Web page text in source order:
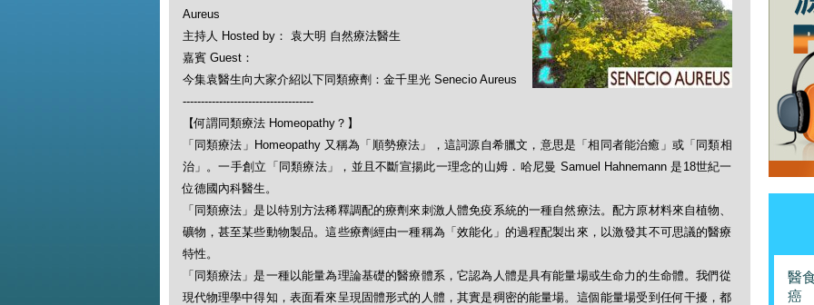
Aureus
主持人 Hosted by： 袁大明 自然療法醫生
嘉賓 Guest：
今集袁醫生向大家介紹以下同類療劑：金千里光 Senecio Aureus
------------------------------------
【何謂同類療法 Homeopathy？】
「同類療法」Homeopathy 又稱為「順勢療法」，這詞源自希臘文，意思是「相同者能治癒」或「同類相
治」。一手創立「同類療法」，並且不斷宣揚此一理念的山姆．哈尼曼 Samuel Hahnemann 是18世紀一
位德國內科醫生。
「同類療法」是以特別方法稀釋調配的療劑來刺激人體免疫系統的一種自然療法。配方原材料來自植物、
礦物，甚至某些動物製品。這些療劑經由一種稱為「效能化」的過程配製出來，以激發其不可思議的醫療
特性。
「同類療法」是一種以能量為理論基礎的醫療體系，它認為人體是具有能量場或生命力的生命體。我們從
現代物理學中得知，表面看來呈現固體形式的人體，其實是稠密的能量場。這個能量場受到任何干擾，都
醫
癌